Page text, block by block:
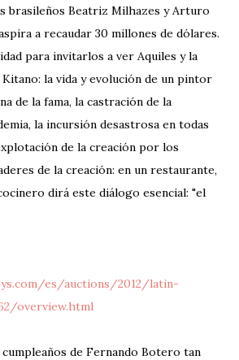
brasileños Beatriz Milhazes y Arturo
a recaudar 30 millones de dólares.
para invitarlos a ver Aquiles y la
la vida y evolución de un pintor
de la fama, la castración de la
la incursión desastrosa en todas
de la creación por los
de la creación: en un restaurante,
dirá este diálogo esencial: "el
es/auctions/2012/latin-
overview.html
de Fernando Botero tan